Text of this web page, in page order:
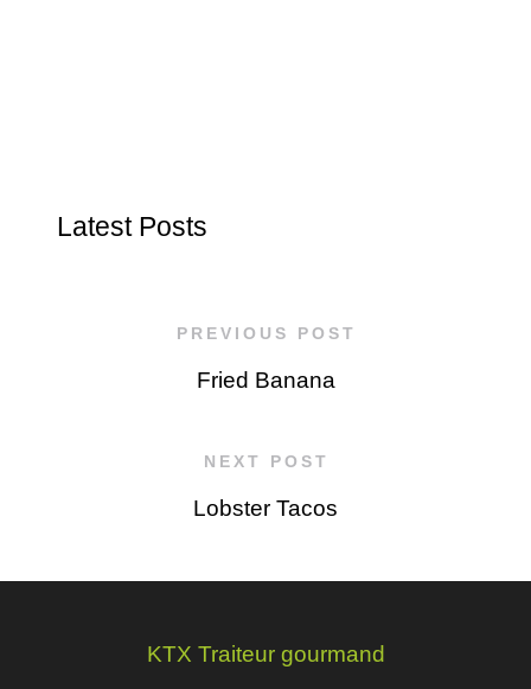
Latest Posts
PREVIOUS POST
Fried Banana
NEXT POST
Lobster Tacos
KTX Traiteur gourmand